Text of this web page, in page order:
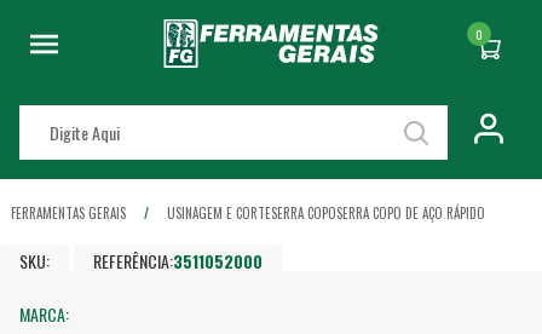
0
FERRAMENTAS GERAIS USINAGEM E CORTESERRA COPOSERRA COPO DE AÇO RÁPIDO
SKU: REFERÊNCIA:3511052000
MARCA: